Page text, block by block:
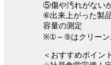
⑤傷や汚れがない
⑥出来上がった製
容量の測定
※①～⑤はクリーン
＜おすすめポイン